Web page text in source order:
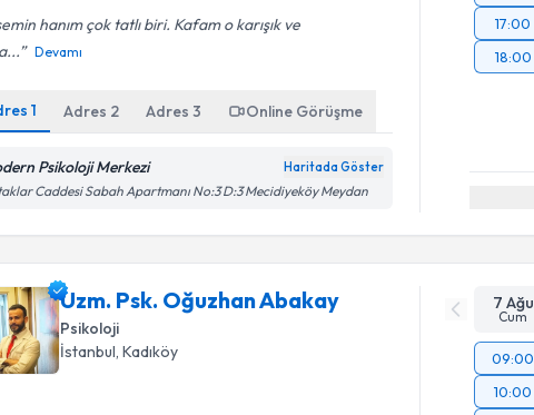
hanım çok tatlı biri. Kafam o karışık ve
Devamı
1 Adres 2 Adres3 Online Görüşme
Psikoloji Merkezi Haritada Göster
Caddesi Sabah Apartmanı No:3 D:3 Mecidiyeköy Meydan
17:00
18:00
Uzm. Psk. Oğuzhan Abakay
Psikoloji
İstanbul, Kadıköy
7 Ağu
Cum
09:00
10:00